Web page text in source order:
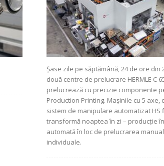
Șase zile pe săptămână, 24 de ore din
două centre de prelucrare HERMLE C
prelucrează cu precizie componente
Production Printing. Mașinile cu 5 axe,
sistem de manipulare automatizat HS
transformă noaptea în zi – producție
automată în loc de prelucrarea
individuale.